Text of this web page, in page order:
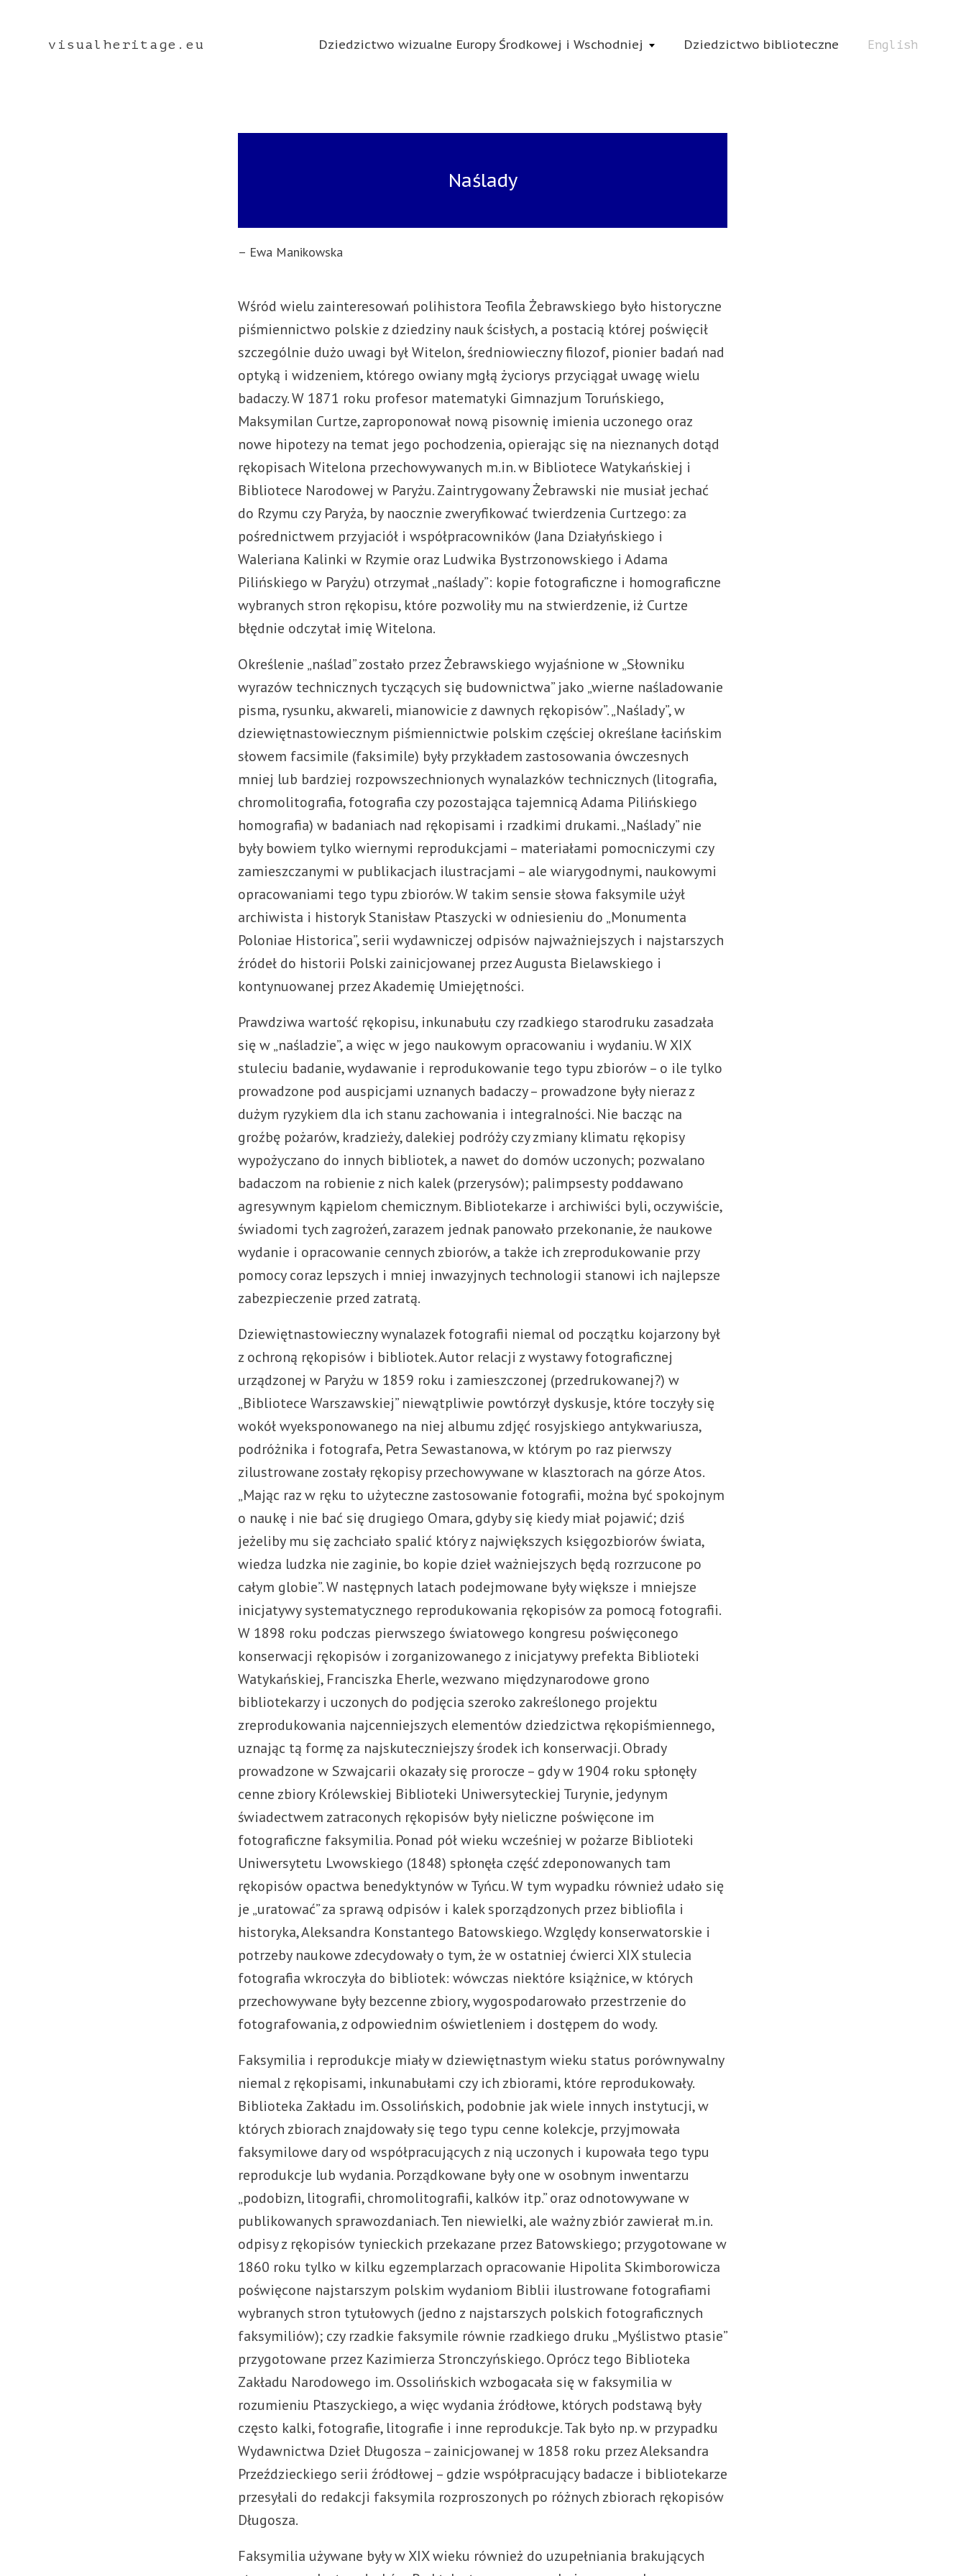
visualheritage.eu Dziedzictwo wizualne Europy Środkowej i Wschodniej Dziedzictwo biblioteczne English
Naślady
– Ewa Manikowska
Wśród wielu zainteresowań polihistora Teofila Żebrawskiego było historyczne
piśmiennictwo polskie z dziedziny nauk ścisłych, a postacią której poświęcił
szczególnie dużo uwagi był Witelon, średniowieczny filozof, pionier badań nad
optyką i widzeniem, którego owiany mgłą życiorys przyciągał uwagę wielu
badaczy. W 1871 roku profesor matematyki Gimnazjum Toruńskiego,
Maksymilan Curtze, zaproponował nową pisownię imienia uczonego oraz
nowe hipotezy na temat jego pochodzenia, opierając się na nieznanych dotąd
rękopisach Witelona przechowywanych m.in. w Bibliotece Watykańskiej i
Bibliotece Narodowej w Paryżu. Zaintrygowany Żebrawski nie musiał jechać
do Rzymu czy Paryża, by naocznie zweryfikować twierdzenia Curtzego: za
pośrednictwem przyjaciół i współpracowników (Jana Działyńskiego i
Waleriana Kalinki w Rzymie oraz Ludwika Bystrzonowskiego i Adama
Pilińskiego w Paryżu) otrzymał „naślady”: kopie fotograficzne i homograficzne
wybranych stron rękopisu, które pozwoliły mu na stwierdzenie, iż Curtze
błędnie odczytał imię Witelona.
Określenie „naślad” zostało przez Żebrawskiego wyjaśnione w „Słowniku
wyrazów technicznych tyczących się budownictwa” jako „wierne naśladowanie
pisma, rysunku, akwareli, mianowicie z dawnych rękopisów”. „Naślady”, w
dziewiętnastowiecznym piśmiennictwie polskim częściej określane łacińskim
słowem facsimile (faksimile) były przykładem zastosowania ówczesnych
mniej lub bardziej rozpowszechnionych wynalazków technicznych (litografia,
chromolitografia, fotografia czy pozostająca tajemnicą Adama Pilińskiego
homografia) w badaniach nad rękopisami i rzadkimi drukami. „Naślady” nie
były bowiem tylko wiernymi reprodukcjami – materiałami pomocniczymi czy
zamieszczanymi w publikacjach ilustracjami – ale wiarygodnymi, naukowymi
opracowaniami tego typu zbiorów. W takim sensie słowa faksymile użył
archiwista i historyk Stanisław Ptaszycki w odniesieniu do „Monumenta
Poloniae Historica”, serii wydawniczej odpisów najważniejszych i najstarszych
źródeł do historii Polski zainicjowanej przez Augusta Bielawskiego i
kontynuowanej przez Akademię Umiejętności.
Prawdziwa wartość rękopisu, inkunabułu czy rzadkiego starodruku zasadzała
się w „naśladzie”, a więc w jego naukowym opracowaniu i wydaniu. W XIX
stuleciu badanie, wydawanie i reprodukowanie tego typu zbiorów – o ile tylko
prowadzone pod auspicjami uznanych badaczy – prowadzone były nieraz z
dużym ryzykiem dla ich stanu zachowania i integralności. Nie bacząc na
groźbę pożarów, kradzieży, dalekiej podróży czy zmiany klimatu rękopisy
wypożyczano do innych bibliotek, a nawet do domów uczonych; pozwalano
badaczom na robienie z nich kalek (przerysów); palimpsesty poddawano
agresywnym kąpielom chemicznym. Bibliotekarze i archiwiści byli, oczywiście,
świadomi tych zagrożeń, zarazem jednak panowało przekonanie, że naukowe
wydanie i opracowanie cennych zbiorów, a także ich zreprodukowanie przy
pomocy coraz lepszych i mniej inwazyjnych technologii stanowi ich najlepsze
zabezpieczenie przed zatratą.
Dziewiętnastowieczny wynalazek fotografii niemal od początku kojarzony był
z ochroną rękopisów i bibliotek. Autor relacji z wystawy fotograficznej
urządzonej w Paryżu w 1859 roku i zamieszczonej (przedrukowanej?) w
„Bibliotece Warszawskiej” niewątpliwie powtórzył dyskusje, które toczyły się
wokół wyeksponowanego na niej albumu zdjęć rosyjskiego antykwariusza,
podróżnika i fotografa, Petra Sewastanowa, w którym po raz pierwszy
zilustrowane zostały rękopisy przechowywane w klasztorach na górze Atos.
„Mając raz w ręku to użyteczne zastosowanie fotografii, można być spokojnym
o naukę i nie bać się drugiego Omara, gdyby się kiedy miał pojawić; dziś
jeżeliby mu się zachciało spalić który z największych księgozbiorów świata,
wiedza ludzka nie zaginie, bo kopie dzieł ważniejszych będą rozrzucone po
całym globie”. W następnych latach podejmowane były większe i mniejsze
inicjatywy systematycznego reprodukowania rękopisów za pomocą fotografii.
W 1898 roku podczas pierwszego światowego kongresu poświęconego
konserwacji rękopisów i zorganizowanego z inicjatywy prefekta Biblioteki
Watykańskiej, Franciszka Eherle, wezwano międzynarodowe grono
bibliotekarzy i uczonych do podjęcia szeroko zakreślonego projektu
zreprodukowania najcenniejszych elementów dziedzictwa rękopiśmiennego,
uznając tą formę za najskuteczniejszy środek ich konserwacji. Obrady
prowadzone w Szwajcarii okazały się prorocze – gdy w 1904 roku spłonęły
cenne zbiory Królewskiej Biblioteki Uniwersyteckiej Turynie, jedynym
świadectwem zatraconych rękopisów były nieliczne poświęcone im
fotograficzne faksymilia. Ponad pół wieku wcześniej w pożarze Biblioteki
Uniwersytetu Lwowskiego (1848) spłonęła część zdeponowanych tam
rękopisów opactwa benedyktynów w Tyńcu. W tym wypadku również udało się
je „uratować” za sprawą odpisów i kalek sporządzonych przez bibliofila i
historyka, Aleksandra Konstantego Batowskiego. Względy konserwatorskie i
potrzeby naukowe zdecydowały o tym, że w ostatniej ćwierci XIX stulecia
fotografia wkroczyła do bibliotek: wówczas niektóre książnice, w których
przechowywane były bezcenne zbiory, wygospodarowało przestrzenie do
fotografowania, z odpowiednim oświetleniem i dostępem do wody.
Faksymilia i reprodukcje miały w dziewiętnastym wieku status porównywalny
niemal z rękopisami, inkunabułami czy ich zbiorami, które reprodukowały.
Biblioteka Zakładu im. Ossolińskich, podobnie jak wiele innych instytucji, w
których zbiorach znajdowały się tego typu cenne kolekcje, przyjmowała
faksymilowe dary od współpracujących z nią uczonych i kupowała tego typu
reprodukcje lub wydania. Porządkowane były one w osobnym inwentarzu
„podobizn, litografii, chromolitografii, kalków itp.” oraz odnotowywane w
publikowanych sprawozdaniach. Ten niewielki, ale ważny zbiór zawierał m.in.
odpisy z rękopisów tynieckich przekazane przez Batowskiego; przygotowane w
1860 roku tylko w kilku egzemplarzach opracowanie Hipolita Skimborowicza
poświęcone najstarszym polskim wydaniom Biblii ilustrowane fotografiami
wybranych stron tytułowych (jedno z najstarszych polskich fotograficznych
faksymiliów); czy rzadkie faksymile równie rzadkiego druku „Myślistwo ptasie”
przygotowane przez Kazimierza Stronczyńskiego. Oprócz tego Biblioteka
Zakładu Narodowego im. Ossolińskich wzbogacała się w faksymilia w
rozumieniu Ptaszyckiego, a więc wydania źródłowe, których podstawą były
często kalki, fotografie, litografie i inne reprodukcje. Tak było np. w przypadku
Wydawnictwa Dzieł Długosza – zainicjowanej w 1858 roku przez Aleksandra
Przeździeckiego serii źródłowej – gdzie współpracujący badacze i bibliotekarze
przesyłali do redakcji faksymila rozproszonych po różnych zbiorach rękopisów
Długosza.
Faksymilia używane były w XIX wieku również do uzupełniania brakujących